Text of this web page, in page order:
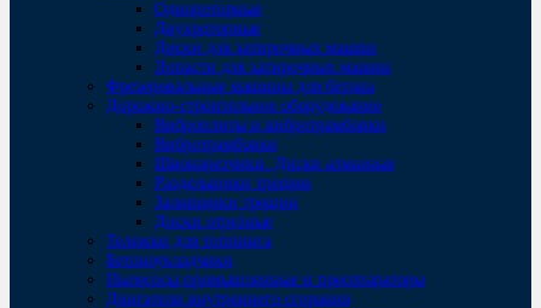
Однороторные
Двухроторные
Диски для затирочных машин
Лопасти для затирочных машин
Фрезеровальные машины для бетона
Дорожно-строительное оборудование
Виброплиты и вибротрамбовки
Вибротрамбовки
Швонарезчики. Диски алмазные
Раздельщики трещин
Заливщики трещин
Диски отрезные
Тележки для топпинга
Бетоноукладчики
Пылесосы промышленные и пресепараторы
Двигатели внутреннего сгорания